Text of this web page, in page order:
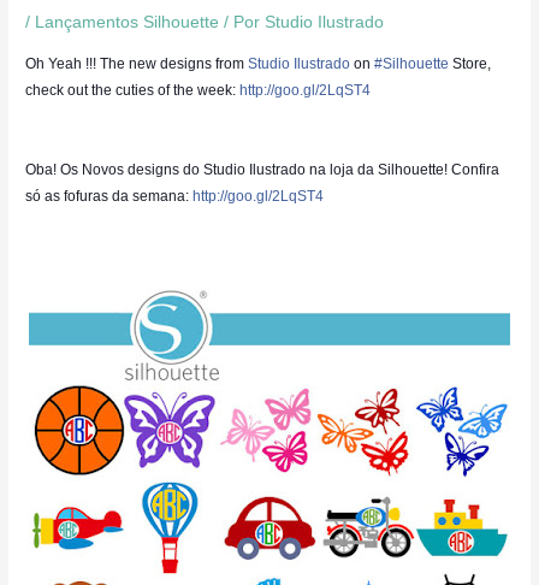
/ Lançamentos Silhouette / Por Studio Ilustrado
Oh Yeah !!! The new designs fromStudio Ilustrado on#Silhouette Store,
check out the cuties of the week: http://goo.gl/2LqST4
Oba! Os Novos designs do Studio Ilustrado na loja da Silhouette! Confira
só as fofuras da semana: http://goo.gl/2LqST4